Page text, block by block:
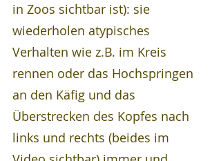
in Zoos sichtbar ist): sie
wiederholen atypisches
Verhalten wie z.B. im Kreis
rennen oder das Hochspringen
an den Käfig und das
Überstrecken des Kopfes nach
links und rechts (beides im